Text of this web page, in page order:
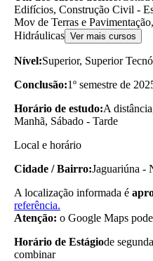
Edifícios, Construção Civil -
Mov de Terras e
Hidráulicas Ver mais cursos
Nível:Superior, Superior
Conclusão:1º semestre de
Horário de estudo:A
Manhã, Sábado - Tarde
Local e horário
Cidade / Bairro:Jaguariúna -
A localização informada é
referência.
Atenção: o Google Maps
Horário de Estágiode
combinar